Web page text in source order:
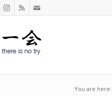
You are here: